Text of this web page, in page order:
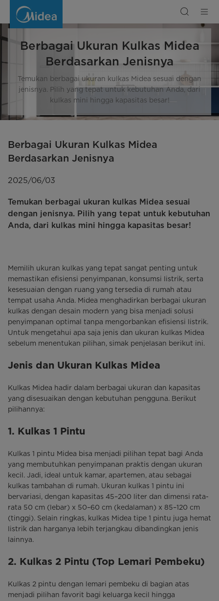
Berbagai Ukuran Kulkas Midea
Berdasarkan Jenisnya
Temukan berbagai ukuran kulkas Midea sesuai dengan
jenisnya. Pilih yang tepat untuk kebutuhan Anda, dari
kulkas mini hingga kapasitas besar!
Berbagai Ukuran Kulkas Midea
Berdasarkan Jenisnya
Temukan berbagai ukuran kulkas Midea sesuai
dengan jenisnya. Pilih yang tepat untuk kebutuhan
Anda, dari kulkas mini hingga kapasitas besar!
2025/06/03
Memilih ukuran kulkas yang tepat sangat penting untuk
memastikan efisiensi penyimpanan, konsumsi listrik, serta
kesesuaian dengan ruang yang tersedia di rumah atau
tempat usaha Anda. Midea menghadirkan berbagai ukuran
kulkas dengan desain modern yang bisa menjadi solusi
penyimpanan optimal tanpa mengorbankan efisiensi listrik.
Untuk mengetahui apa saja jenis dan ukuran kulkas Midea
sebelum menentukan pilihan, simak penjelasan berikut ini.
Jenis dan Ukuran Kulkas Midea
Kulkas Midea hadir dalam berbagai ukuran dan kapasitas
yang disesuaikan dengan kebutuhan pengguna. Berikut
pilihannya:
1. Kulkas 1 Pintu
Kulkas 1 pintu Midea bisa menjadi pilihan tepat bagi Anda
yang membutuhkan penyimpanan praktis dengan ukuran
kecil. Jadi, ideal untuk kamar, apartemen, atau sebagai
kulkas tambahan di rumah. Ukuran kulkas 1 pintu ini
bervariasi, dengan kapasitas 45–200 liter dan dimensi rata-
rata 50 cm (lebar) x 50–60 cm (kedalaman) x 85–120 cm
(tinggi). Selain ringkas, kulkas Midea tipe 1 pintu juga hemat
listrik dan harganya lebih terjangkau dibandingkan jenis
lainnya.
2. Kulkas 2 Pintu (Top Lemari Pembeku)
Kulkas 2 pintu dengan lemari pembeku di bagian atas
menjadi pilihan favorit bagi keluarga kecil hingga